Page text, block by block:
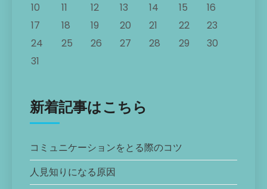
10
11 12 13 14 15
16
17
18 19 20 21 22
23
24
25 26 27 28 29
30
31
新着記事はこちら
コミュニケーションをとる際のコツ
人見知りになる原因